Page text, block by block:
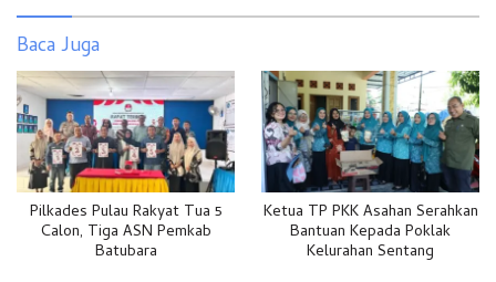
Baca Juga
Pilkades Pulau Rakyat Tua 5
Calon, Tiga ASN Pemkab
Batubara
Ketua TP PKK Asahan Serahkan
Bantuan Kepada Poklak
Kelurahan Sentang